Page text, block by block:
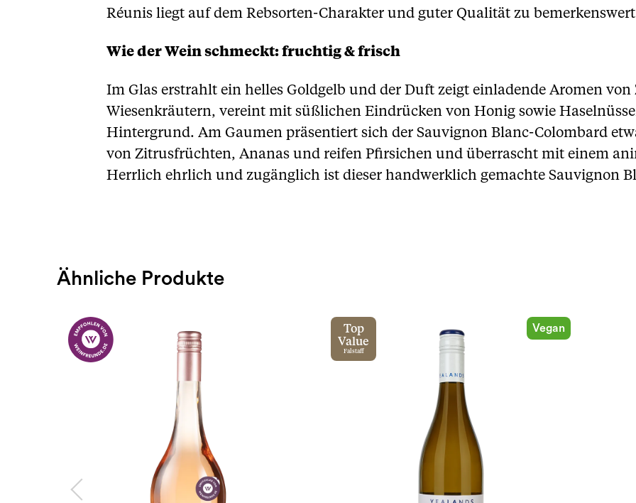
Réunis liegt auf dem Rebsorten-Charakter und guter Qualität zu
Wie der Wein schmeckt: fruchtig & frisch
Im Glas erstrahlt ein helles Goldgelb und der Duft zeigt einladende Aromen
Wiesenkräutern, vereint mit süßlichen Eindrücken von Honig sowie
Hintergrund. Am Gaumen präsentiert sich der Sauvignon Blanc-Colombard
von Zitrusfrüchten, Ananas und reifen Pfirsichen und überrascht mit einem
Herrlich ehrlich und zugänglich ist dieser handwerklich gemachte Sauvignon
Ähnliche Produkte
Top
Value
Falstaff
Vegan